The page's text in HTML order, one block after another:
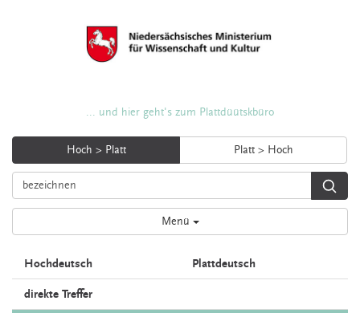
... und hier geht's zum Plattdüütskbüro
Hoch > Platt Platt > Hoch
Menü
Hochdeutsch Plattdeutsch
direkte Treffer